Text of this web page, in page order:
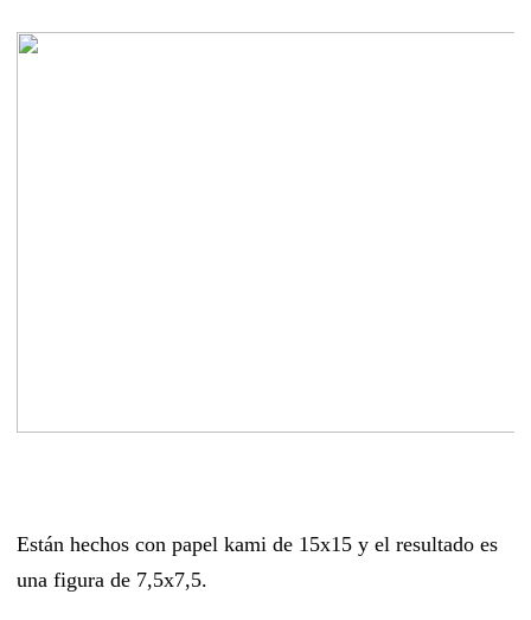
Están hechos con papel kami de 15x15 y el resultado es
una figura de 7,5x7,5.